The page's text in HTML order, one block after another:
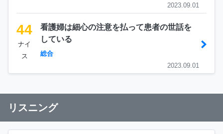
2023.09.01
44
ナイ
ス
看護婦は細心の注意を払って患者の世話を
している
総合
2023.09.01
リスニング